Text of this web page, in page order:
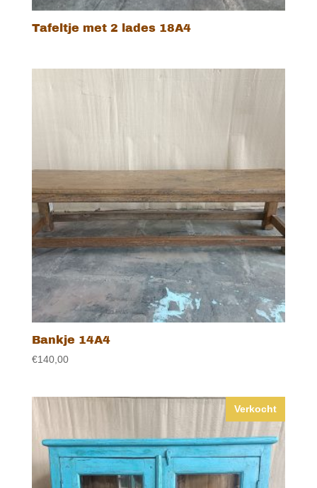
Tafeltje met 2 lades 18A4
Bankje 14A4
€140,00
Verkocht